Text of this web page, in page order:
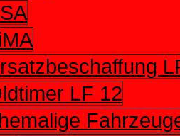
LF 12